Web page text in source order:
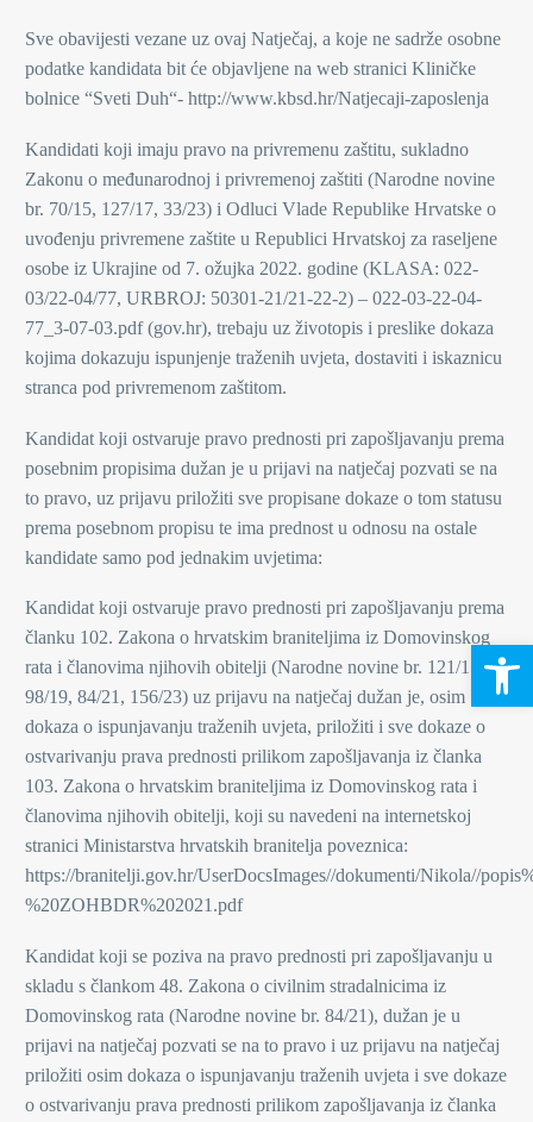
Sve obavijesti vezane uz ovaj Natječaj, a koje ne sadrže osobne
podatke kandidata bit će objavljene na web stranici Kliničke
bolnice “Sveti Duh“- http://www.kbsd.hr/Natjecaji-zaposlenja
Kandidati koji imaju pravo na privremenu zaštitu, sukladno
Zakonu o međunarodnoj i privremenoj zaštiti (Narodne novine
br. 70/15, 127/17, 33/23) i Odluci Vlade Republike Hrvatske o
uvođenju privremene zaštite u Republici Hrvatskoj za raseljene
osobe iz Ukrajine od 7. ožujka 2022. godine (KLASA: 022-
03/22-04/77, URBROJ: 50301-21/21-22-2) – 022-03-22-04-
77_3-07-03.pdf (gov.hr), trebaju uz životopis i preslike dokaza
kojima dokazuju ispunjenje traženih uvjeta, dostaviti i iskaznicu
stranca pod privremenom zaštitom.
Kandidat koji ostvaruje pravo prednosti pri zapošljavanju prema
posebnim propisima dužan je u prijavi na natječaj pozvati se na
to pravo, uz prijavu priložiti sve propisane dokaze o tom statusu
prema posebnom propisu te ima prednost u odnosu na ostale
kandidate samo pod jednakim uvjetima:
Kandidat koji ostvaruje pravo prednosti pri zapošljavanju prema
članku 102. Zakona o hrvatskim braniteljima iz Domovinskog
rata i članovima njihovih obitelji (Narodne novine br. 121/17,
98/19, 84/21, 156/23) uz prijavu na natječaj dužan je, osim
dokaza o ispunjavanju traženih uvjeta, priložiti i sve dokaze o
ostvarivanju prava prednosti prilikom zapošljavanja iz članka
103. Zakona o hrvatskim braniteljima iz Domovinskog rata i
članovima njihovih obitelji, koji su navedeni na internetskoj
stranici Ministarstva hrvatskih branitelja poveznica:
https://branitelji.gov.hr/UserDocsImages//dokumenti/Nikola//
%20ZOHBDR%202021.pdf
Kandidat koji se poziva na pravo prednosti pri zapošljavanju u
skladu s člankom 48. Zakona o civilnim stradalnicima iz
Domovinskog rata (Narodne novine br. 84/21), dužan je u
prijavi na natječaj pozvati se na to pravo i uz prijavu na natječaj
priložiti osim dokaza o ispunjavanju traženih uvjeta i sve dokaze
o ostvarivanju prava prednosti prilikom zapošljavanja iz članka